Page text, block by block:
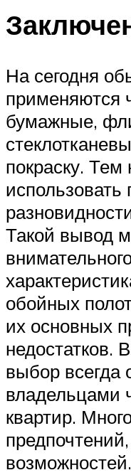
На сегодня
применяются
бумажные,
покраску. Тем
использовать
Такой вывод
обойных
их основных
недостатков.
выбор всегда
владельцами
квартир.
возможностей.